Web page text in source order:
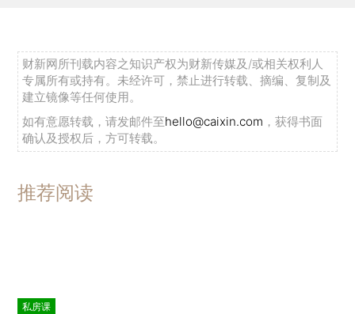
财新网所刊载内容之知识产权为财新传媒及/或相关权利人
专属所有或持有。未经许可，禁止进行转载、摘编、复制及
建立镜像等任何使用。
如有意愿转载，请发邮件至hello@caixin.com ，获得书面
确认及授权后，方可转载。
推荐阅读
私房课